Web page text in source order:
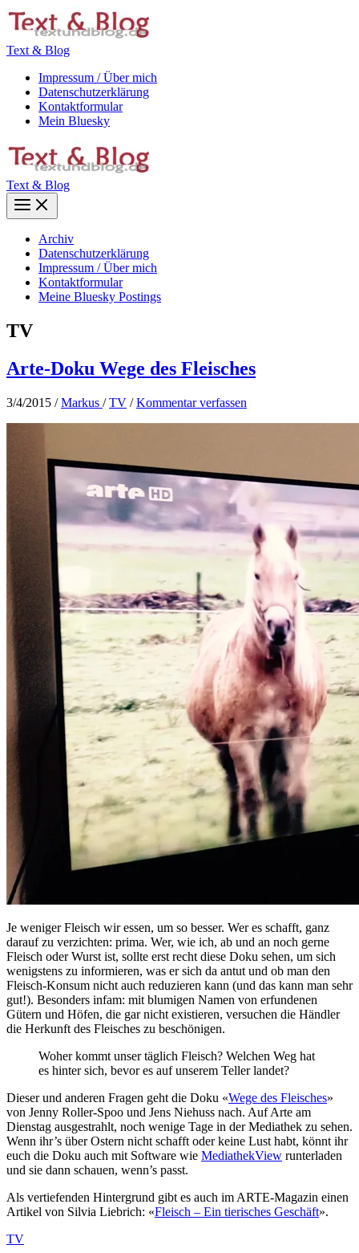
Zum
Inhalt
Text & Blog
Impressum / Über mich
Datenschutzerklärung
Kontaktformular
Mein Bluesky
Text & Blog
Main
Menu
Archiv
Datenschutzerklärung
Impressum / Über mich
Kontaktformular
Meine Bluesky Postings
TV
Arte-Doku Wege des Fleisches
3/4/2015 /Markus /TV /Kommentar verfassen
Je weniger Fleisch wir essen, um so besser. Wer es schafft, ganz
darauf zu verzichten: prima. Wer, wie ich, ab und an noch gerne
Fleisch oder Wurst ist, sollte erst recht diese Doku sehen, um sich
wenigstens zu informieren, was er sich da antut und ob man den
Fleisch-Konsum nicht auch reduzieren kann (und das kann man sehr
gut!). Besonders infam: mit blumigen Namen von erfundenen
Gütern und Höfen, die gar nicht existieren, versuchen die Händler
die Herkunft des Fleisches zu beschönigen.
Woher kommt unser täglich Fleisch? Welchen Weg hat
es hinter sich, bevor es auf unserem Teller landet?
Dieser und anderen Fragen geht die Doku «Wege des Fleisches»
von Jenny Roller-Spoo und Jens Niehuss nach. Auf Arte am
Dienstag ausgestrahlt, noch wenige Tage in der Mediathek zu sehen.
Wenn ihr’s über Ostern nicht schafft oder keine Lust habt, könnt ihr
euch die Doku auch mit Software wie MediathekView runterladen
und sie dann schauen, wenn’s passt.
Als vertiefenden Hintergrund gibt es auch im ARTE-Magazin einen
Artikel von Silvia Liebrich: «Fleisch – Ein tierisches Geschäft».
TV